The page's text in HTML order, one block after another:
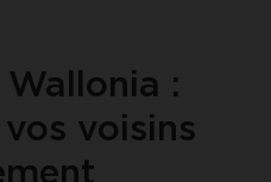
:
voisins